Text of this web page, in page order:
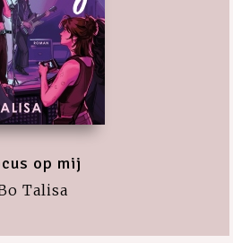
op mij
Talisa